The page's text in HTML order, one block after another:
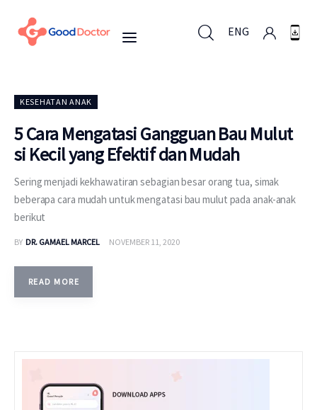
ENG
Untuk Bisnis
Untuk Anda
Berita
Layanan
KESEHATAN ANAK
5 Cara Mengatasi Gangguan Bau Mulut
si Kecil yang Efektif dan Mudah
Sering menjadi kekhawatiran sebagian besar orang tua, simak
beberapa cara mudah untuk mengatasi bau mulut pada anak-anak
berikut
BY DR. GAMAEL MARCEL NOVEMBER 11, 2020
READ MORE